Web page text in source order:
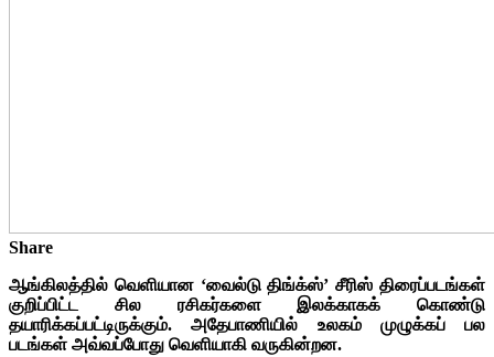
Share
ஆங்கிலத்தில் வெளியான ‘வைல்டு திங்க்ஸ்’ சீரிஸ் திரைப்படங்கள்
குறிப்பிட்ட சில ரசிகர்களை இலக்காகக் கொண்டு
தயாரிக்கப்பட்டிருக்கும். அதேபாணியில் உலகம் முழுக்கப் பல
படங்கள் அவ்வப்போது வெளியாகி வருகின்றன.